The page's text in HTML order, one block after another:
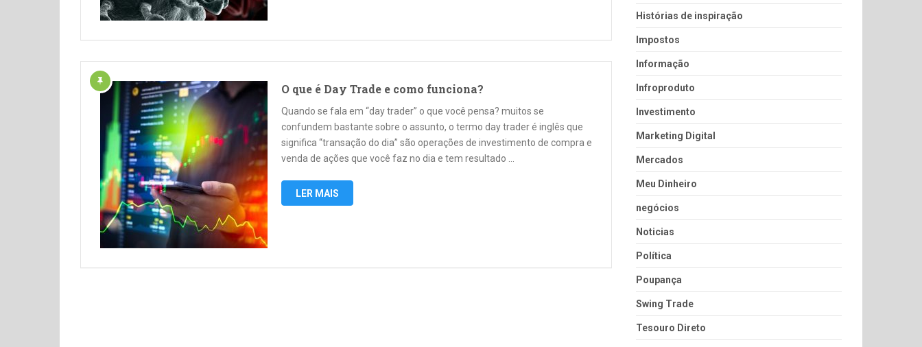
O que é Day Trade e como funciona?
Quando se fala em “day trader” o que você pensa? muitos se
confundem bastante sobre o assunto, o termo day trader é inglês que
significa “transação do dia” são operações de investimento de compra e
venda de ações que você faz no dia e tem resultado …
LER MAIS
Histórias de inspiração
Impostos
Informação
Infroproduto
Investimento
Marketing Digital
Mercados
Meu Dinheiro
negócios
Noticias
Política
Poupança
Swing Trade
Tesouro Direto